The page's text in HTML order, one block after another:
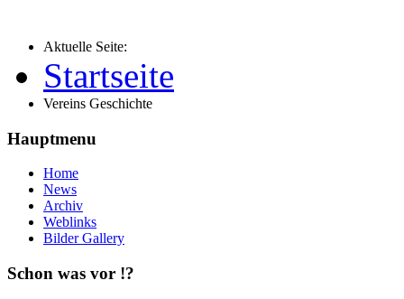
Aktuelle Seite:
Startseite
Vereins Geschichte
Hauptmenu
Home
News
Archiv
Weblinks
Bilder Gallery
Schon was vor !?